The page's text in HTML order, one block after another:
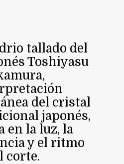
tallado del
Toshiyasu
del cristal
japonés,
en la luz, la
y el ritmo
corte.